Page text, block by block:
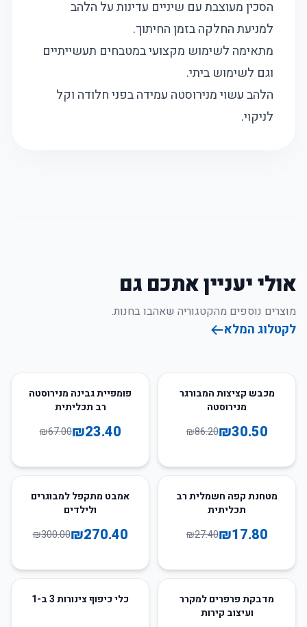
הסכין מעוצבת עם שיניים עדינות על הלהב
למניעת החלקה בזמן החיתוך.
מתאימה לשימוש מקצועי במטבחים תעשייתיים
וגם לשימוש ביתי.
הלהב עשוי מנירוסטה עמידה בפני חלודה וקל
לניקוי.
אולי יעניין אתכם גם
מוצרים נוספים מהקטגוריה שאהבו בחנות.
לקטלוג המלא
65
מכבש קציצות המבורגר
מנירוסטה
₪30.50
₪86.20
65
פומפיית גבינה מנירוסטה
רב תכליתית
₪23.40
₪67.00
35
מטחנת קפה חשמלית רב
תכליתית
₪17.80
₪27.40
10
אמבט מתקפל למבוגרים
ולילדים
₪270.40
₪300.00
25
מדבקת פרפרים למקרר
ועיצוב קירות
21
כלי כיפוף צינורות 3 ב-1